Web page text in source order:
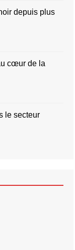
depuis plus
cœur de la
le secteur